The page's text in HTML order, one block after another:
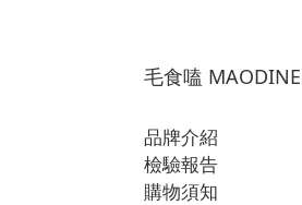
毛食嗑
品牌介紹
檢驗報告
購物須知